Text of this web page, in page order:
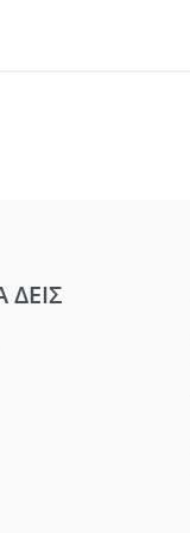
ΔΕΙΣ